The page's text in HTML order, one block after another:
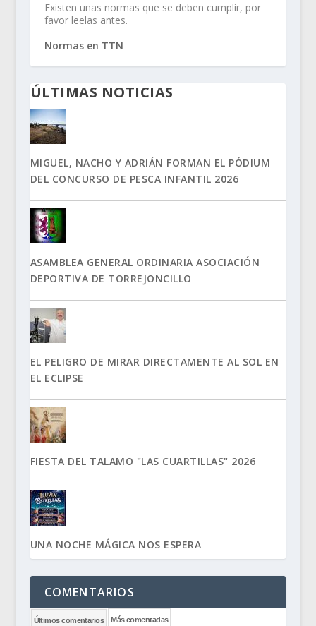
Existen unas normas que se deben cumplir, por
favor leelas antes.
Normas en TTN
ÚLTIMAS NOTICIAS
MIGUEL, NACHO Y ADRIÁN FORMAN EL PÓDIUM
DEL CONCURSO DE PESCA INFANTIL 2026
ASAMBLEA GENERAL ORDINARIA ASOCIACIÓN
DEPORTIVA DE TORREJONCILLO
EL PELIGRO DE MIRAR DIRECTAMENTE AL SOL EN
EL ECLIPSE
FIESTA DEL TALAMO "LAS CUARTILLAS" 2026
UNA NOCHE MÁGICA NOS ESPERA
COMENTARIOS
Últimos comentarios Más comentadas